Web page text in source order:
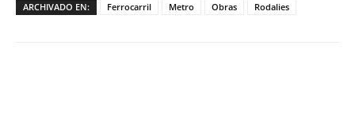
ARCHIVADO EN: Ferrocarril Metro Obras Rodalies